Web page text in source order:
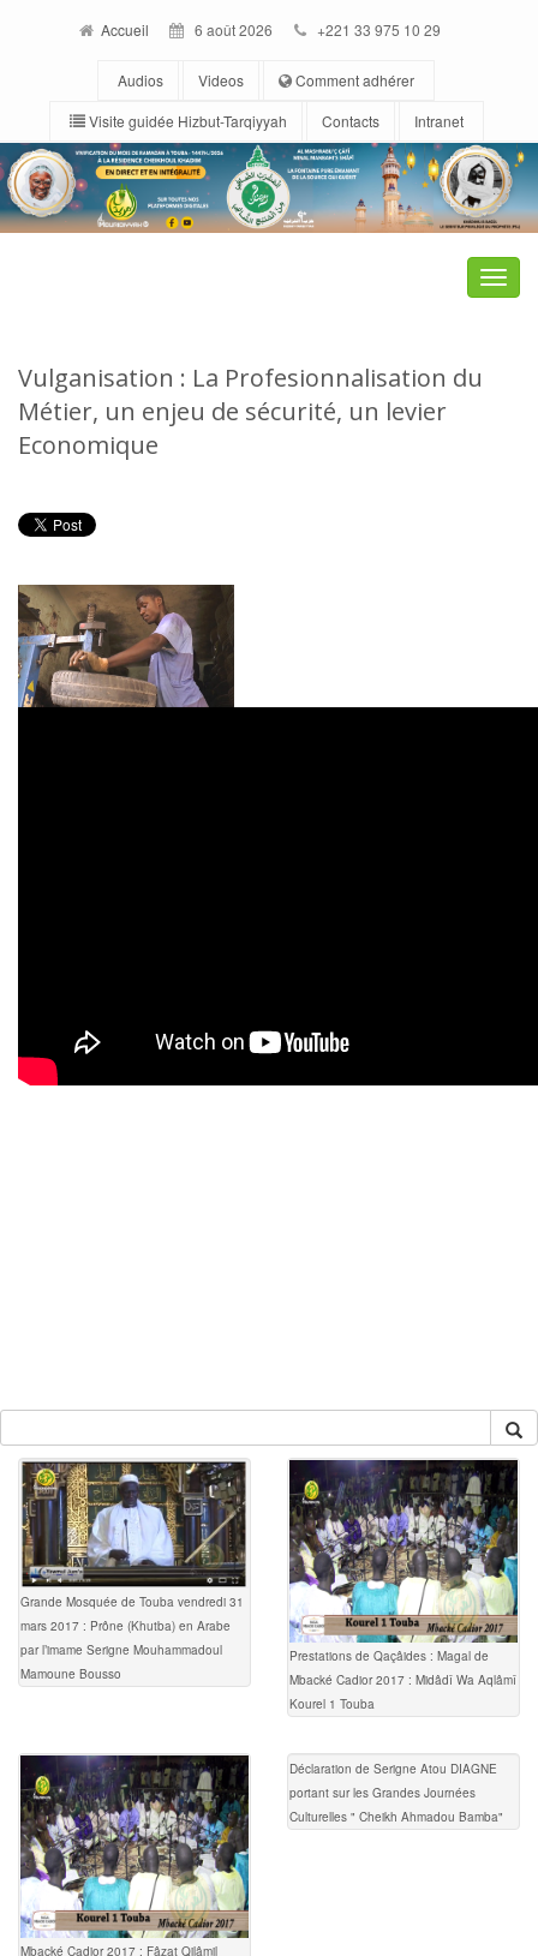
Accueil 6 août 2026 +221 33 975 10 29
Audios Videos
Comment adhérer
Visite guidée Hizbut-Tarqiyyah
Contacts Intranet
Toggle
Vulganisation : La Profesionnalisation du
Métier, un enjeu de sécurité, un levier
Economique
Grande Mosquée de Touba vendredi 31
mars 2017 : Prône (Khutba) en Arabe
par l’imame Serigne Mouhammadoul
Mamoune Bousso
Prestations de Qaçâides : Magal de
Mbacké Cadior 2017 : Midâdî Wa Aqlâmî
Kourel 1 Touba
Mbacké Cadior 2017 : Fâzat Qilâmil
Déclaration de Serigne Atou DIAGNE
portant sur les Grandes Journées
Culturelles " Cheikh Ahmadou Bamba"